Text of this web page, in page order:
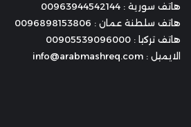
هاتف سورية : 00963944542144
هاتف سلطنة عمان : 0096898153806
هاتف تركيا : 00905539096000
الايميل : info@arabmashreq.com